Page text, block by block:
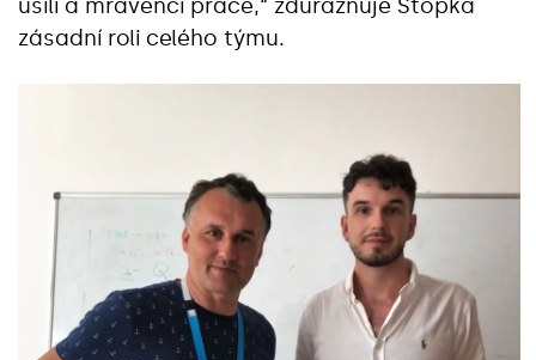
úsilí a mravenčí práce,“ zdůrazňuje Stopka
zásadní roli celého týmu.